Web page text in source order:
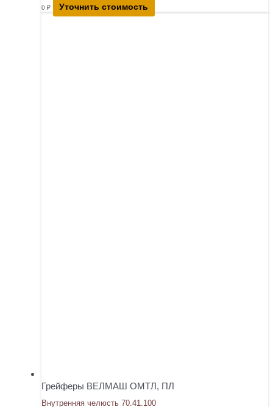
0 ₽ Уточнить стоимость
Грейферы ВЕЛМАШ ОМТЛ, ПЛ
Внутренняя челюсть 70.41.100